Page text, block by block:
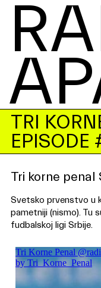
TRI
EPISODE
Tri korne penal
Svetsko prvenstvo u
pametniji (nismo). Tu
fudbalskoj ligi Srbije.